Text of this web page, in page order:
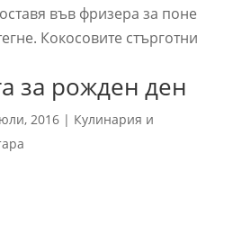
във фризера за поне
Кокосовите стърготни
за рожден ден
2016| Кулинария и